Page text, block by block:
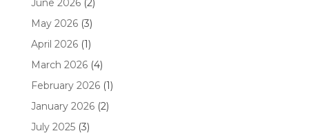
June 2026(2)
May 2026(3)
April 2026(1)
March 2026(4)
February 2026(1)
January 2026(2)
July 2025(3)